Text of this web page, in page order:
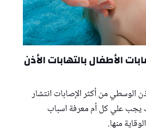
الأطفال بالتهابات الأذن
الوسطي من أكثر الإصابات انتشار
يجب علي كل أم معرفة اسباب
منها.